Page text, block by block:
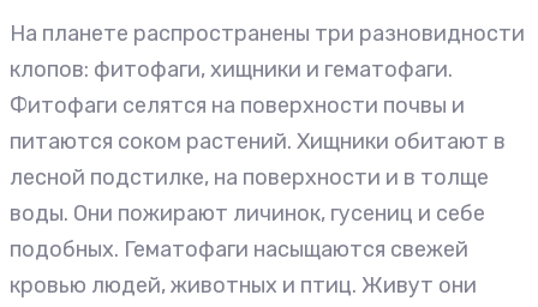
На планете распространены три разновидности
клопов: фитофаги, хищники и гематофаги.
Фитофаги селятся на поверхности почвы и
питаются соком растений. Хищники обитают в
лесной подстилке, на поверхности и в толще
воды. Они пожирают личинок, гусениц и себе
подобных. Гематофаги насыщаются свежей
кровью людей, животных и птиц. Живут они